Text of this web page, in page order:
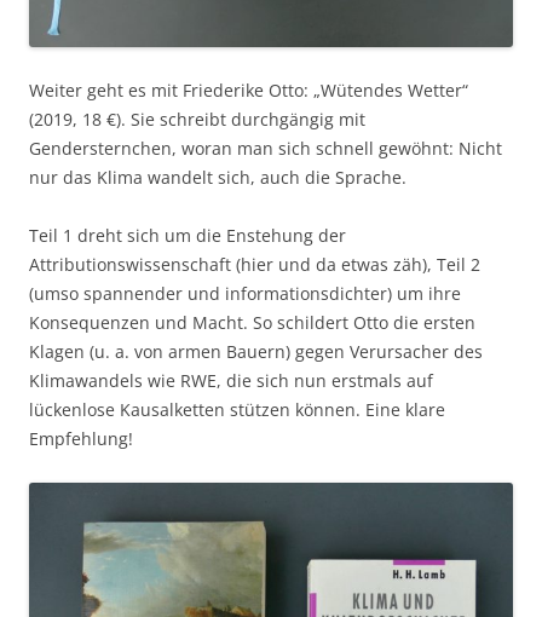
Weiter geht es mit Friederike Otto: „Wütendes Wetter“
(2019, 18 €). Sie schreibt durchgängig mit
Gendersternchen, woran man sich schnell gewöhnt: Nicht
nur das Klima wandelt sich, auch die Sprache.
Teil 1 dreht sich um die Enstehung der
Attributionswissenschaft (hier und da etwas zäh), Teil 2
(umso spannender und informationsdichter) um ihre
Konsequenzen und Macht. So schildert Otto die ersten
Klagen (u. a. von armen Bauern) gegen Verursacher des
Klimawandels wie RWE, die sich nun erstmals auf
lückenlose Kausalketten stützen können. Eine klare
Empfehlung!